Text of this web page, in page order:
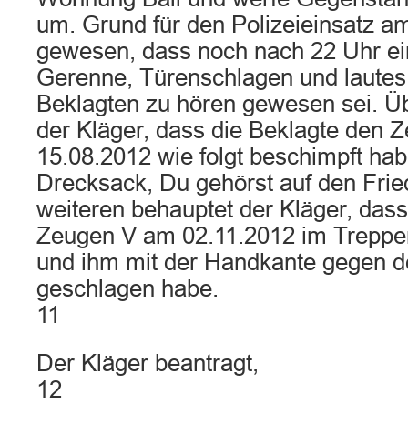
um. Grund für den Polizeieinsatz
gewesen, dass noch nach 22 Uhr
Gerenne, Türenschlagen und
Beklagten zu hören gewesen sei.
der Kläger, dass die Beklagte den
15.08.2012 wie folgt beschimpft
Drecksack, Du gehörst auf den
weiteren behauptet der Kläger,
Zeugen V am 02.11.2012 im
und ihm mit der Handkante gegen
geschlagen habe.
11
Der Kläger beantragt,
12